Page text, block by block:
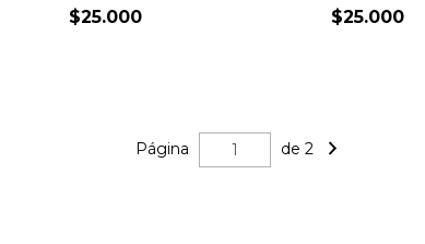
$25.000 $25.000
Página de 2